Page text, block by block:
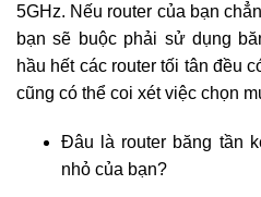
5GHz. Nếu router của bạn
bạn sẽ buộc phải sử dụng
hầu hết các router tối tân đều
cũng có thể coi xét việc chọn
Đâu là router băng tần
nhỏ của bạn?